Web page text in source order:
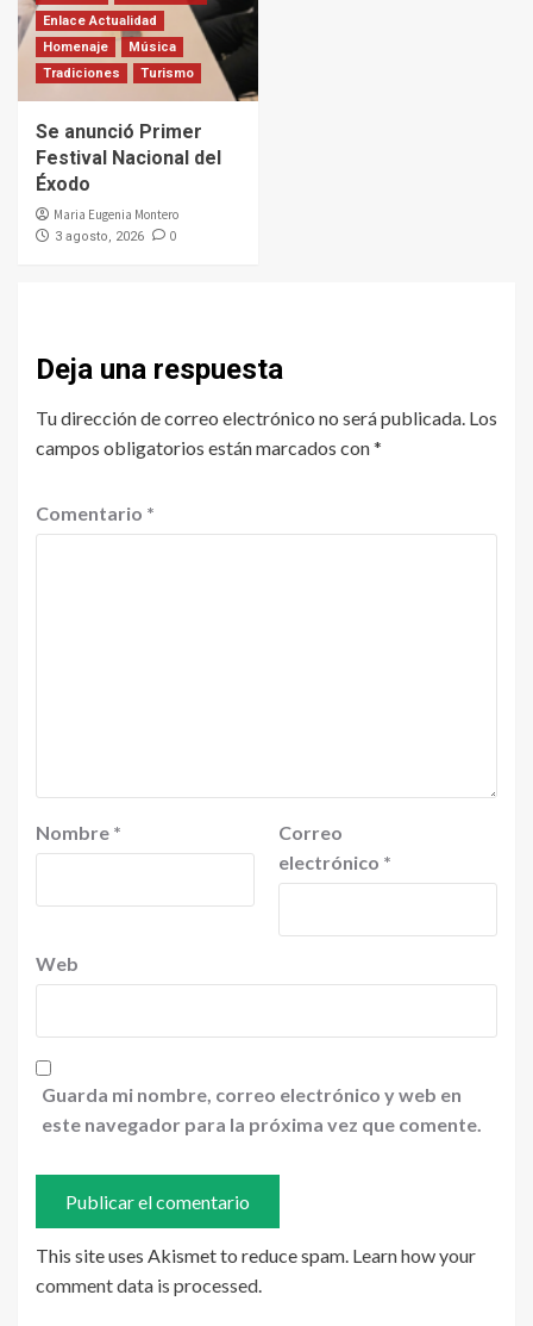
Enlace Actualidad
Homenaje
Música
Tradiciones
Turismo
Se anunció Primer
Festival Nacional del
Éxodo
Maria Eugenia Montero
3 agosto, 2026 0
Deja una respuesta
Tu dirección de correo electrónico no será publicada. Los
campos obligatorios están marcados con*
Comentario *
Nombre *
Correo
electrónico *
Web
Guarda mi nombre, correo electrónico y web en
este navegador para la próxima vez que comente.
This site uses Akismet to reduce spam. Learn how your
comment data is processed.